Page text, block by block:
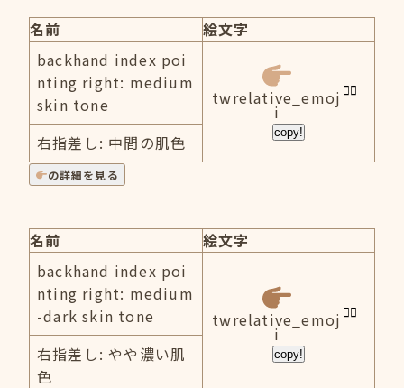
名前
絵文字
backhand index poi
nting right: medium
skin tone
twrelative_emoj
i
copy!
右指差し: 中間の肌色
の詳細を見る
名前
絵文字
backhand index poi
nting right: medium
-dark skin tone
twrelative_emoj
i
copy!
右指差し: やや濃い肌
色